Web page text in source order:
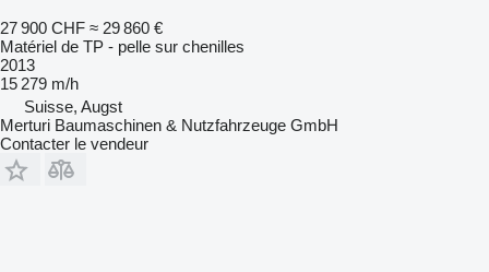
27 900 CHF ≈ 29 860 €
Matériel de TP - pelle sur chenilles
2013
15 279 m/h
Suisse, Augst
Merturi Baumaschinen & Nutzfahrzeuge GmbH
Contacter le vendeur